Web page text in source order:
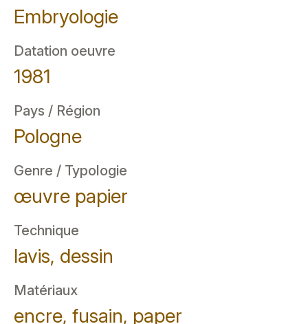
Embryologie
Datation oeuvre
1981
Pays / Région
Pologne
Genre / Typologie
œuvre papier
Technique
lavis, dessin
Matériaux
encre, fusain, paper